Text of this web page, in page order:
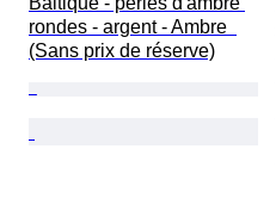
rondes - argent - Ambre
(Sans prix de réserve)